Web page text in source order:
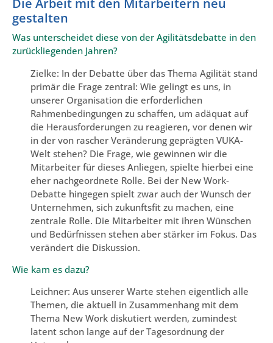
Die Arbeit mit den Mitarbeitern neu
gestalten
Was unterscheidet diese von der Agilitätsdebatte in den
zurückliegenden Jahren?
Zielke: In der Debatte über das Thema Agilität stand
primär die Frage zentral: Wie gelingt es uns, in
unserer Organisation die erforderlichen
Rahmenbedingungen zu schaffen, um adäquat auf
die Herausforderungen zu reagieren, vor denen wir
in der von rascher Veränderung geprägten VUKA-
Welt stehen? Die Frage, wie gewinnen wir die
Mitarbeiter für dieses Anliegen, spielte hierbei eine
eher nachgeordnete Rolle. Bei der New Work-
Debatte hingegen spielt zwar auch der Wunsch der
Unternehmen, sich zukunftsfit zu machen, eine
zentrale Rolle. Die Mitarbeiter mit ihren Wünschen
und Bedürfnissen stehen aber stärker im Fokus. Das
verändert die Diskussion.
Wie kam es dazu?
Leichner: Aus unserer Warte stehen eigentlich alle
Themen, die aktuell in Zusammenhang mit dem
Thema New Work diskutiert werden, zumindest
latent schon lange auf der Tagesordnung der